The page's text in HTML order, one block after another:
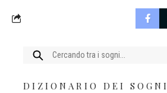
Cercare:
DIZIONARIO DEI SOGNI